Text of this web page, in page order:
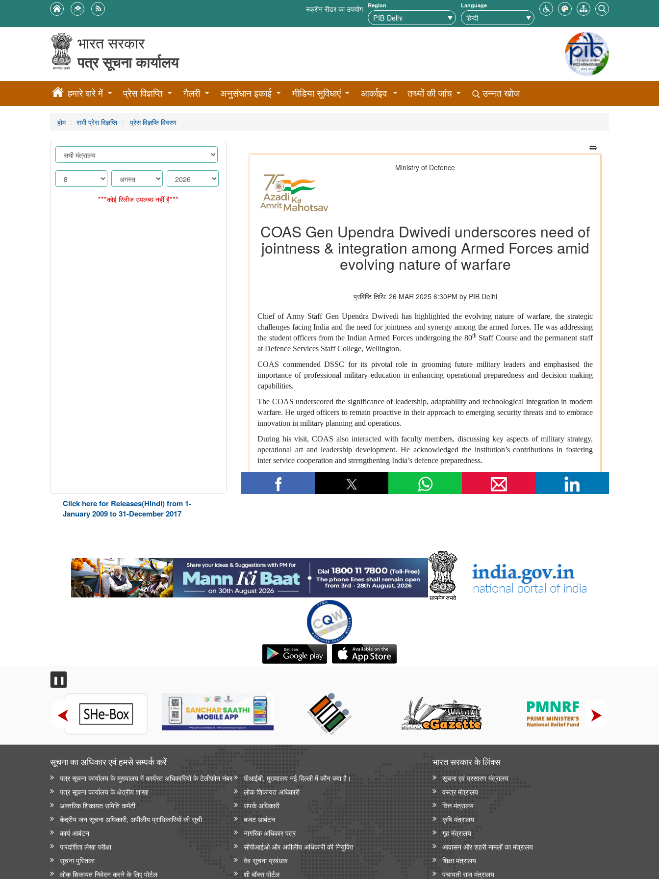
स्क्रीन रीडर का उपयोग Region Language
भारत सरकार
पत्र सूचना कार्यालय
हमारे बारे में प्रेस विज्ञप्ति गैलरी अनुसंधान इकाई मीडिया सुविधाएं आर्काइव तथ्यों की जांच उन्नत खोज
होम सभी प्रेस विज्ञप्ति प्रेस विज्ञप्ति विवरण
***कोई रिलीज उपलब्ध नहीं है***
Click here for Releases(Hindi) from 1-
January 2009 to 31-December 2017
❚❚
सूचना का अधिकार एवं हमसे सम्‍पर्क करें
पत्र सूचना कार्यालय के मुख्यालय में कार्यरत अधिकारियों के टेलीफोन नंबर
पीआईबी, मुख्यालय नई दिल्ली में कौन क्या है।
पत्र सूचना कार्यालय के क्षेत्रीय शाखा
लोक शिकायत अधिकारी
आन्‍तरिक शिकायत समिति कमेटी
संपर्क अधिकारी
केंद्रीय जन सूचना अधिकारी, अपीलीय प्राधिकारियों की सूची
बजट आबंटन
कार्य आबंटन
नागरिक अधिकार पत्र
पारदर्शिता लेखा परीक्षा
सीपीआईओ और अपी‍लीय अधिकारी की नियुक्ति
सूचना पुस्तिका
वेब सूचना प्रबंधक
लोक शिकायत निवेदन करने के लिए पोर्टल
शी बॉक्स पोर्टल
भारत सरकार के लिंक्‍स
सूचना एवं प्रसारण मंत्रालय
वस्त्र मंत्रालय
वित्त मंत्रालय
कृषि मंत्रालय
गृह मंत्रालय
आवासन और शहरी मामलों का मंत्रालय
शिक्षा मंत्रालय
पंचायती राज मंत्रालय